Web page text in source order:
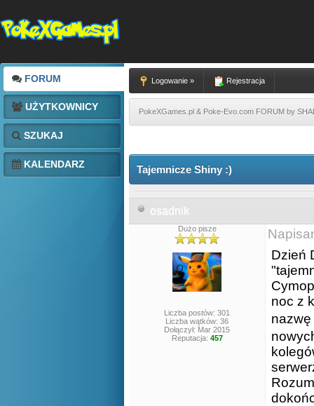
FORUM
UŻYTKOWNICY
SZUKAJ
KALENDARZ
Logowanie » Rejestracja
PokeXGames.pl & Poke-Evo.com FORUM by
Tajemnicze Shiny :)
osadnik
Dużo pisze
Liczba postów: 301
Liczba wątków: 36
Dołączył: Mar 2015
Reputacja: 457
Dzień
noc z